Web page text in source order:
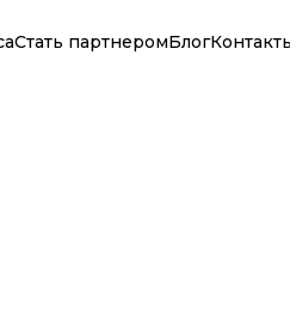
Стать партнеромБлог